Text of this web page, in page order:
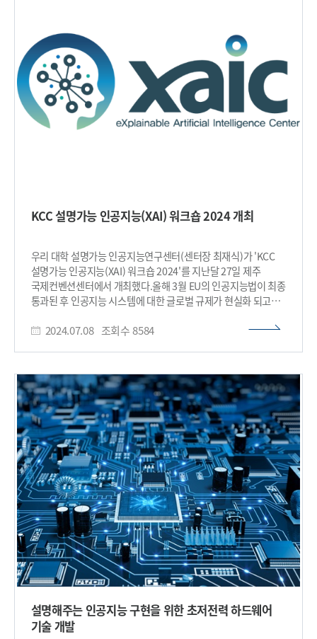
입증한 것이다. 이번 연구는 복잡한 딥러닝 모델 내부에서 개념이
형성되는 실제 구조를 세밀한 회로 단위로 드러낸 최초의 연구로
평가된다. 이를 통해 AI 판단 근거의 투명성 강화, 오분류 원인
분석, 편향(Bias) 검출, 모델 디버깅 및 구조 개선, 안전성·책임성
향상 등 설명가능성(XAI) 전반에서 실질적인 응용 가능성을
제시한 것이다. 연구팀은 “AI가 내부에서 만드는 개념 구조를
사람이 이해할 수 있는 방식으로 보여주는 기술”이라며 “이번
김재철AI대학원 권다희 박사과정과 이세현 박사과정이 공동 제1
저자로 참여한 이번 연구는 국제 학술대회 `국제 컴퓨터 비전
ICCV)’에서 10월 21일 발표되었다. ※ 논문명 : Granular
Concept Circuits: Toward a Fine-Grained Circuit
Discovery for Concept Representations ※ 논문링크:
https://openaccess.thecvf.com/content/ICCV2025/pape
Grained_Circuit_Discovery_for_Concept_ICCV_2025_pa
사람중심핵심원천기술개발사업의 일환으로 '플러그앤플레이
방식으로 설명가능성을 제공하는 인공지능 기술 개발 및
인공지능 시스템에 대한 설명 제공 검증' 과제, AI 연구거점
프로젝트 및 한국과학기술원 인공지능 대학원 프로그램과제의
지원을 받고 방위사업청과 국방과학연구소의 지원으로
한국과학기술원 미래 국방 인공지능 특화연구센터에서 수행됐다.​
Framework, 의료 도메인 적용 사례를 주제로 발표했다.
튜토리얼 마지막날에는 독일 Fraunhofer HHI(Heinrich Hertz
Institute) 소속 연구원들이 개념 기반 설명(Concept-based
Explanations)을 주제로 최신 연구 결과를 공유했다. 또한
이강혜 변호사(법무법인(유) 태평양)가 AI의 신뢰성과 안전성을
확보하기 위한 국내외 AI규제 동향에 대해 초청강연을 했다.
행사를 주관한 최재식 교수는 “최근 국내외에서 AI규제와
발표자료와 녹화영상은 행사 홈페이지에서 제공된다.
인공지능연구센터는 AI 모델의 내부 구조를 해석하고, 모델의
의사결정 과정을 설명할 수 있는 알고리즘을 연구하며, 이를 의료,
금융, 제조 등 다양한 실제 도메인에 적용하는 산학 공동연구를
활발히 수행하고 있다. 본 연구센터는 사람중심인공지능
핵심원천기술개발사업의 일환으로 과학기술정보통신부와
정보통신기획평가원(IITP)의 지원을 받아 설립되었으며, 현재
KCC 설명가능 인공지능(XAI) 워크숍 2024 개최
우리 대학 설명가능 인공지능연구센터(센터장 최재식)가 'KCC
설명가능 인공지능(XAI) 워크숍 2024'를 지난달 27일 제주
국제컨벤션센터에서 개최했다.올해 3월 EU의 인공지능법이 최종
통과된 후 인공지능 시스템에 대한 글로벌 규제가 현실화 되고
설명가능 인공지능(eXplainable Artificial Intelligence, 약칭
연구 중인 국내 연구기관과 기업 관계자들이 교류하며 최신 연구
동향을 공유했다.서홍석 교수(고려대)와 박천음 교수(한밭대)
는 각각 '멀티모달 대화형 인공지능 관련 연구 동향'과
'Multimodal Counterfactual reasoning을 이용한 자연어
해석 연구 동향'을 주제로 최근 활발한 연구가 진행 중인 멀티모달
인공지능 모델 연구 및 해석 동향을 강연했다.또한, 오순영
공동의장((사)과실연 미래포럼)은 '금융 및 은행에서의 설명가능
인공지능'을 주제로 금융 및 의료 분야에 설명가능 인공지능이
활용된 사례를 발표하고 김진우 대표(㈜HAII)의 '디지털
헬스에서의 설명가능 인공지능의 역할: 리피치* 사례를 중심으로'
강연이 진행됐다. *리피치(Repeech): 마비말장애 디지털
치료기기 이와 함께, 설명가능 인공지능 분야의 국제 표준화 그룹
리더인 이재호 교수(서울시립대)가 '프론티어 인공지능 신뢰성
기술과 정책'에 대해 발표했다. 이번 워크숍에서는 총 38편의
최신 연구논문이 발표됐다. 기존 설명가능 인공지능 알고리즘의
Language Model, 약칭 LLM) 등 생성형 AI모델에 대한 해석성
및 신뢰성 제공 기법, 도메인별 XAI 적용 사례에 대한 연구 내용이
2024.07.08 조회수8584
설명해주는 인공지능 구현을 위한 초저전력 하드웨어
기술 개발